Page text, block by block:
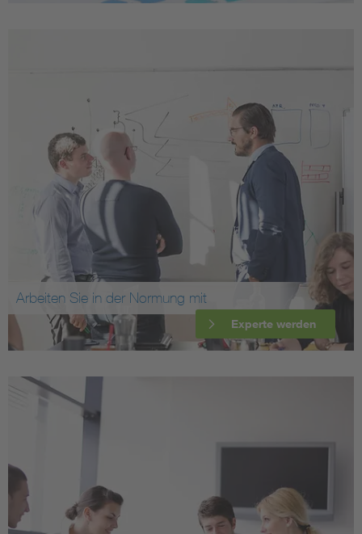
Arbeiten Sie in der Normung mit
Experte werden